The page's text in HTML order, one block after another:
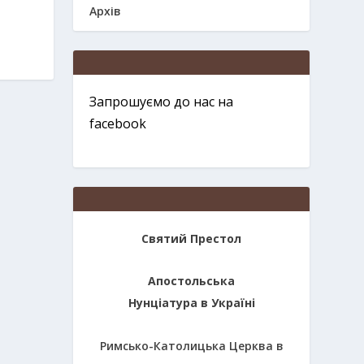
Архів
Запрошуємо до нас на
facebook
Святий Престол
Апостольська
Нунціатура в Україні
Римсько-Католицька Церква в